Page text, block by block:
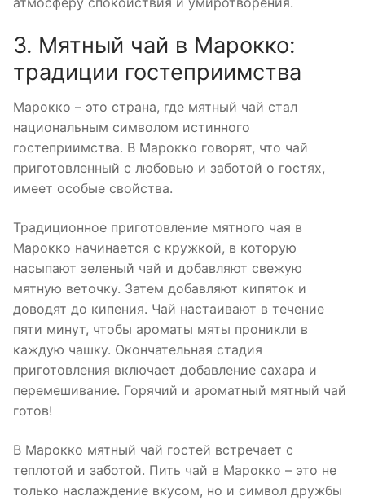
3. Мятный чай в Марокко:
традиции гостеприимства
Марокко – это страна, где мятный чай стал
национальным символом истинного
гостеприимства. В Марокко говорят, что чай
приготовленный с любовью и заботой о гостях,
имеет особые свойства.
Традиционное приготовление мятного чая в
Марокко начинается с кружкой, в которую
насыпают зеленый чай и добавляют свежую
мятную веточку. Затем добавляют кипяток и
доводят до кипения. Чай настаивают в течение
пяти минут, чтобы ароматы мяты проникли в
каждую чашку. Окончательная стадия
приготовления включает добавление сахара и
перемешивание. Горячий и ароматный мятный чай
готов!
В Марокко мятный чай гостей встречает с
теплотой и заботой. Пить чай в Марокко – это не
только наслаждение вкусом, но и символ дружбы